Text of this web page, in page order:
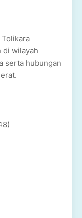
di wilayah
serta hubungan